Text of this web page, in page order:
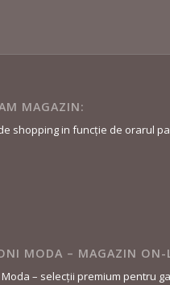
MAGAZIN:
shopping in funcție de orarul
MODA – MAGAZIN ON-
– selecții premium pentru